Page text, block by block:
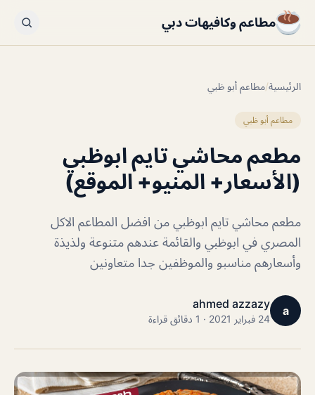
مطاعم وكافيهات دبي
الرئيسية/مطاعم أبو ظبي
مطاعم أبو ظبي
مطعم محاشي تايم ابوظبي
(الأسعار+ المنيو+ الموقع)
مطعم محاشي تايم ابوظبي من افضل المطاعم الاكل
المصري في ابوظبي والقائمة عندهم متنوعة ولذيذة
وأسعارهم مناسبو والموظفين جدا متعاونين
a
ahmed azzazy
24 فبراير 2021 · 1 دقائق قراءة